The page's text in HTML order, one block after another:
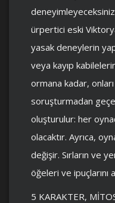
ürpertici eski
yasak deneylerin
veya kayıp
ormana kadar,
soruşturmadan
oluşturulur: her
olacaktır. Ayrıca,
değişir. Sırların ve
öğeleri ve ipuçlarını
5 KARAKTER,